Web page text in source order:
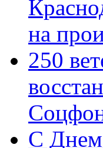
на
250
С